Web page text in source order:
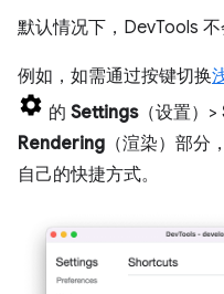
默认情况下，DevTools 不
例如，如需通过按键切换
的 Settings（设置）>
Rendering （渲染）部分
自己的快捷方式。